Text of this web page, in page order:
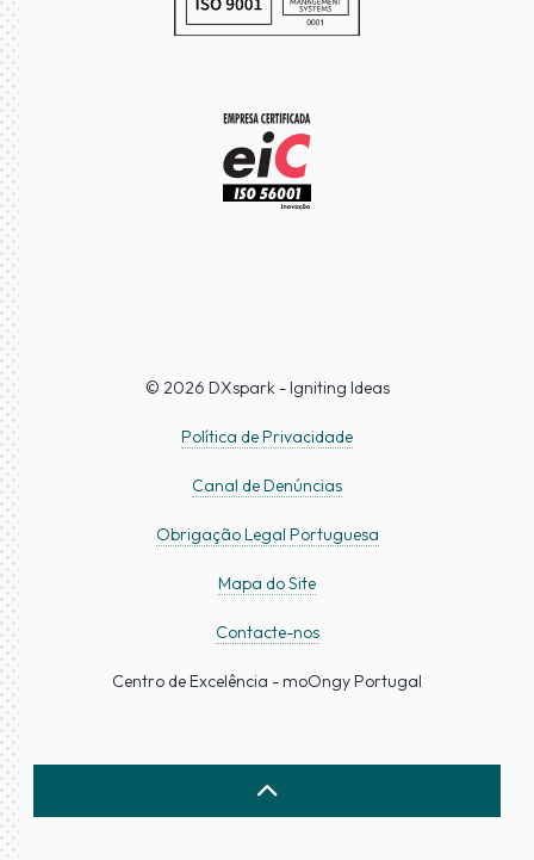
© 2026 DXspark - Igniting Ideas
Política de Privacidade
Canal de Denúncias
Obrigação Legal Portuguesa
Mapa do Site
Contacte-nos
Centro de Excelência - moOngy Portugal